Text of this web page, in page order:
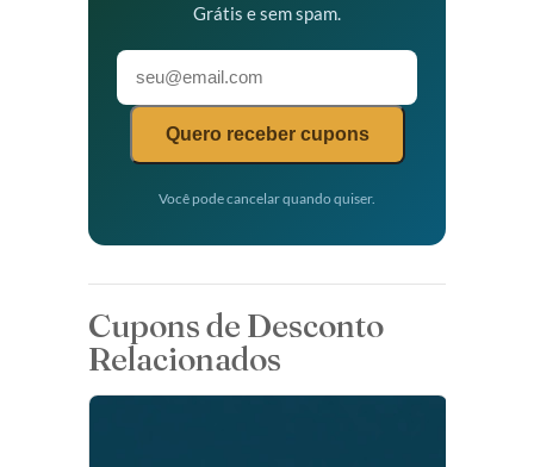
Grátis e sem spam.
Quero receber cupons
Você pode cancelar quando quiser.
Cupons de Desconto
Relacionados